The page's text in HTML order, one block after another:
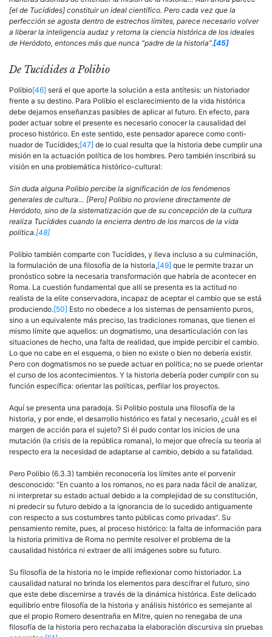
[el de Tucídides] constituir un ideal científico. Pero cada vez que la
perfección se agosta dentro de estrechos límites, parece necesario volver
a liberar la inteli­gencia audaz y retorna la ciencia histórica de los ideales
de Heródoto, enton­ces más que nunca “padre de la historia”.[45]
De Tucídides a Polibio
Polibio[46] será el que aporte la solución a esta antítesis: un historiador
frente a su destino. Para Polibio el esclarecimiento de la vida histórica
debe dejarnos enseñanzas pasibles de aplicar al futuro. En efecto, para
poder actuar sobre el presente es necesario conocer la causalidad del
proceso histórico. En este sentido, este pensador aparece como conti­
nuador de Tucídides;[47] de lo cual resulta que la historia debe cumplir una
misión en la actuación política de los hombres. Pero también ins­cribirá su
visión en una problemática histórico-cultural:
Sin duda alguna Polibio percibe la significación de los fenómenos
generales de cultura… [Pero] Polibio no proviene directamente de
Heródoto, sino de la sistematización que de su concepción de la cultura
realiza Tucídides cuando la encierra dentro de los marcos de la vida
política.[48]
Polibio también comparte con Tucídides, y lleva incluso a su culmi­nación,
la formulación de una filosofía de la historia,[49] que le permite trazar un
pronóstico sobre la necesaria transformación que habría de acontecer en
Roma. La cuestión fundamental que allí se presenta es la actitud no
realista de la elite conservadora, incapaz de aceptar el cambio que se está
produciendo.[50] Esto no obedece a los sistemas de pensamiento puros,
sino a un equivalente más preciso, las tradiciones romanas, que tienen el
mismo límite que aquellos: un dogmatismo, una desarticulación con las
situaciones de hecho, una falta de realidad, que impide percibir el cambio.
Lo que no cabe en el esquema, o bien no existe o bien no debería existir.
Pero con dogmatismos no se puede actuar en política; no se puede orientar
el curso de los acontecimientos. Y la historia debería poder cumplir con su
función específica: orientar las políticas, perfilar los proyectos.
Aquí se presenta una paradoja. Si Polibio postula una filosofía de la
historia, y por ende, el desarrollo histórico es fatal y necesario, ¿cuál es el
margen de acción para el sujeto? Si él pudo contar los ini­cios de una
mutación (la crisis de la república romana), lo mejor que ofrecía su teoría al
respecto era la necesidad de adaptarse al cambio, debido a su fatalidad.
Pero Polibio (6.3.3) también reconocería los límites ante el porvenir
desconocido: “En cuanto a los romanos, no es para nada fácil de analizar,
ni interpretar su estado actual debido a la complejidad de su constitu­ción,
ni predecir su futuro debido a la ignorancia de lo sucedido anti­guamente
con respecto a sus costumbres tanto públicas como privadas”. Su
pensamiento remite, pues, al proceso histórico: la falta de informa­ción para
la historia primitiva de Roma no permite resolver el problema de la
causalidad histórica ni extraer de allí imágenes sobre su futuro.
Su filosofía de la historia no le impide reflexionar como historiador. La
causalidad natural no brinda los elementos para descifrar el futuro, sino
que este debe discernirse a través de la dinámica histórica. Este delicado
equilibrio entre filosofía de la historia y análisis histórico es semejante al
que el propio Romero desentraña en Mitre, quien no renegaba de una
filosofía de la historia pero rechazaba la elaboración discursiva sin pruebas